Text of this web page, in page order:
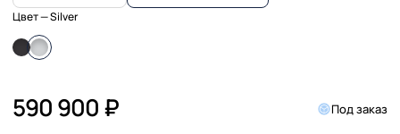
Цвет— Silver
590 900 ₽ Под заказ